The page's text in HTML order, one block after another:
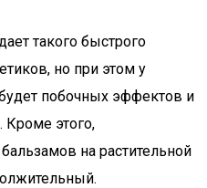
такого быстрого
но при этом у
побочных эффектов и
Кроме этого,
на растительной